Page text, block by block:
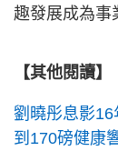
趣發展成為事
【其他閱讀】
劉曉彤息影
到170磅健康